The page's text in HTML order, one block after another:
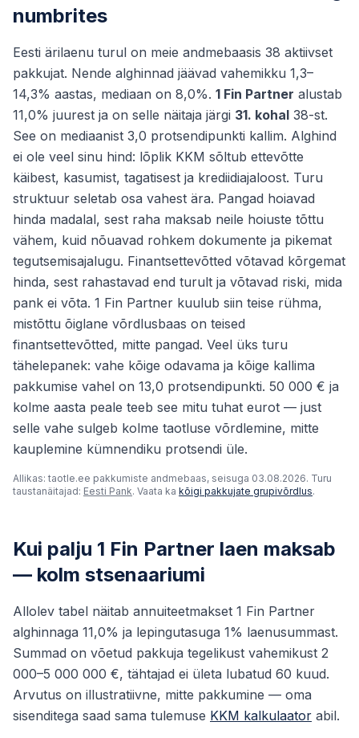
numbrites
Eesti ärilaenu turul on meie andmebaasis 38 aktiivset
pakkujat. Nende alghinnad jäävad vahemikku 1,3–
14,3% aastas, mediaan on 8,0%. 1 Fin Partner alustab
11,0% juurest ja on selle näitaja järgi 31. kohal 38-st.
See on mediaanist 3,0 protsendipunkti kallim. Alghind
ei ole veel sinu hind: lõplik KKM sõltub ettevõtte
käibest, kasumist, tagatisest ja krediidiajaloost. Turu
struktuur seletab osa vahest ära. Pangad hoiavad
hinda madalal, sest raha maksab neile hoiuste tõttu
vähem, kuid nõuavad rohkem dokumente ja pikemat
tegutsemisajalugu. Finantsettevõtted võtavad kõrgemat
hinda, sest rahastavad end turult ja võtavad riski, mida
pank ei võta. 1 Fin Partner kuulub siin teise rühma,
mistõttu õiglane võrdlusbaas on teised
finantsettevõtted, mitte pangad. Veel üks turu
tähelepanek: vahe kõige odavama ja kõige kallima
pakkumise vahel on 13,0 protsendipunkti. 50 000 € ja
kolme aasta peale teeb see mitu tuhat eurot — just
selle vahe sulgeb kolme taotluse võrdlemine, mitte
kauplemine kümnendiku protsendi üle.
Allikas: taotle.ee pakkumiste andmebaas, seisuga 03.08.2026. Turu
taustanäitajad: Eesti Pank. Vaata ka kõigi pakkujate grupivõrdlus.
Kui palju 1 Fin Partner laen maksab
— kolm stsenaariumi
Allolev tabel näitab annuiteetmakset 1 Fin Partner
alghinnaga 11,0% ja lepingutasuga 1% laenusummast.
Summad on võetud pakkuja tegelikust vahemikust 2
000–5 000 000 €, tähtajad ei ületa lubatud 60 kuud.
Arvutus on illustratiivne, mitte pakkumine — oma
sisenditega saad sama tulemuse KKM kalkulaator abil.